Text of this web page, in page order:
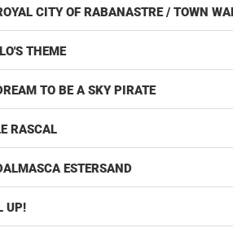
CITY OF RABANASTRE / TOWN
THEME
TO BE A SKY PIRATE
RASCAL
ESTERSAND
UP!